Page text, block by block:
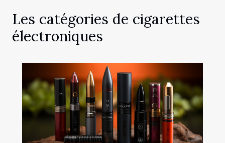
Les catégories de cigarettes
électroniques